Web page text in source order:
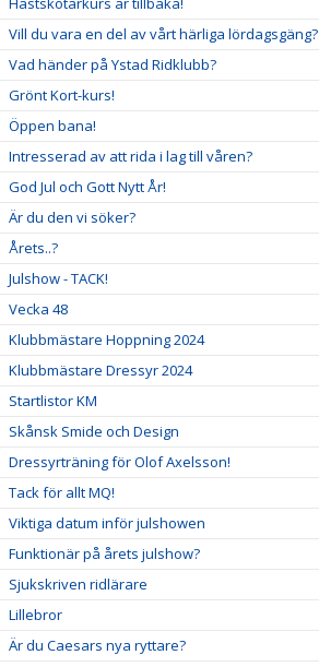
Vill du vara en del av vårt härliga lördagsgäng?
Vad händer på Ystad Ridklubb?
Grönt Kort-kurs!
Öppen bana!
Intresserad av att rida i lag till våren?
God Jul och Gott Nytt År!
Är du den vi söker?
Årets..?
Julshow - TACK!
Vecka 48
Klubbmästare Hoppning 2024
Klubbmästare Dressyr 2024
Startlistor KM
Skånsk Smide och Design
Dressyrträning för Olof Axelsson!
Tack för allt MQ!
Viktiga datum inför julshowen
Funktionär på årets julshow?
Sjukskriven ridlärare
Lillebror
Är du Caesars nya ryttare?